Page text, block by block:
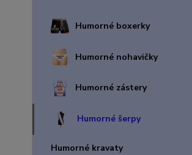
Humorné boxerky
Humorné nohavičky
Humorné zástery
Humorné šerpy
Humorné kravaty